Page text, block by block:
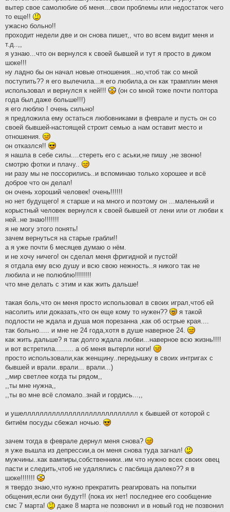
вытер свое самолюбие об меня...свои проблемы или недостаток чего
то еще!!
ужасно больно!!
проходит недели две и он снова пишет,, что во всем видит меня и
т.д..,,
я узнаю...что он вернулся к своей бывшей и тут я просто в диком
шоке!!!
ну ладно бы он начал новые отношения...но,чтоб так со мной
поступить?? я его вылечила...я его любила,а он как трамплин меня
использовал и вернулся к ней!!!
(он со мной тоже почти полтора
года был,даже больше!!!)
я его люблю ! очень сильно!
я предложила ему остаться любовниками в феврале и пусть он со
своей бывшей-настоящей строит семью а нам оставит место и
отношения.
он отказлся!!
я нашла в себе силы....стереть его с аськи,не пишу ,не звоню!
смотрю фотки и плачу..
ни разу мы не поссорились..и вспоминаю только хорошее и всё
доброе что он делал!
он очень хороший человек! очень!!!!!!
но нет будущего! я старше и на много и поэтому он ...маленький и
корыстный человек вернулся к своей бывшей от лени или от любви к
ней..не знаю!!!!!!!
я не могу этого понять!
зачем вернуться на старые грабли!!
а я уже почти 6 месяцев думаю о нём.
и не хочу ничего! он сделал меня фригидной и пустой!
я отдала ему всю душу и всю свою нежность..я никого так не
любила и не полюблю!!!!!!!!
что мне делать с этим и как жить дальше!
такая боль,что он меня просто использовал в своих играл,чтоб ей
насолить или доказать,что он еще кому то нужен??
я такой
подлости не ждала и душа моя порезанна ,как об острые края....
так больно..... и мне не 24 года,хотя в душе наверное 24.
как жить дальше? я так долго ждала любви...наверное всю жизнь!!!!
и вот встретила......... а об меня вытерли ноги!
просто использовали,как женщину..передышку в своих интригах с
бывшей и врали..врали... врали...)
,,мир светлее когда ты рядом,,
,,ты мне нужна,,
,,ты во мне всё сломало..знай и гордись...,,
и ушелллллллллллллллллллллллллллл к бывшей от которой с
битиём посуды сбежал ночью.
зачем тогда в феврале дернул меня снова?
я уже вышла из депрессии,а он меня снова туда загнал!
мужчины..как вампиры,собственники..им что нужно всех своих овец
пасти и следить,чтоб не удалялись с пасбища далеко?? я в
шоке!!!!!!!
я твердо знаю,что нужно прекратить реагировать на попытки
общения,если они будут!! (пока их нет! последнее его сообщение
смс 7 марта!
даже 8 марта не позвонил и в новый год не позвонил